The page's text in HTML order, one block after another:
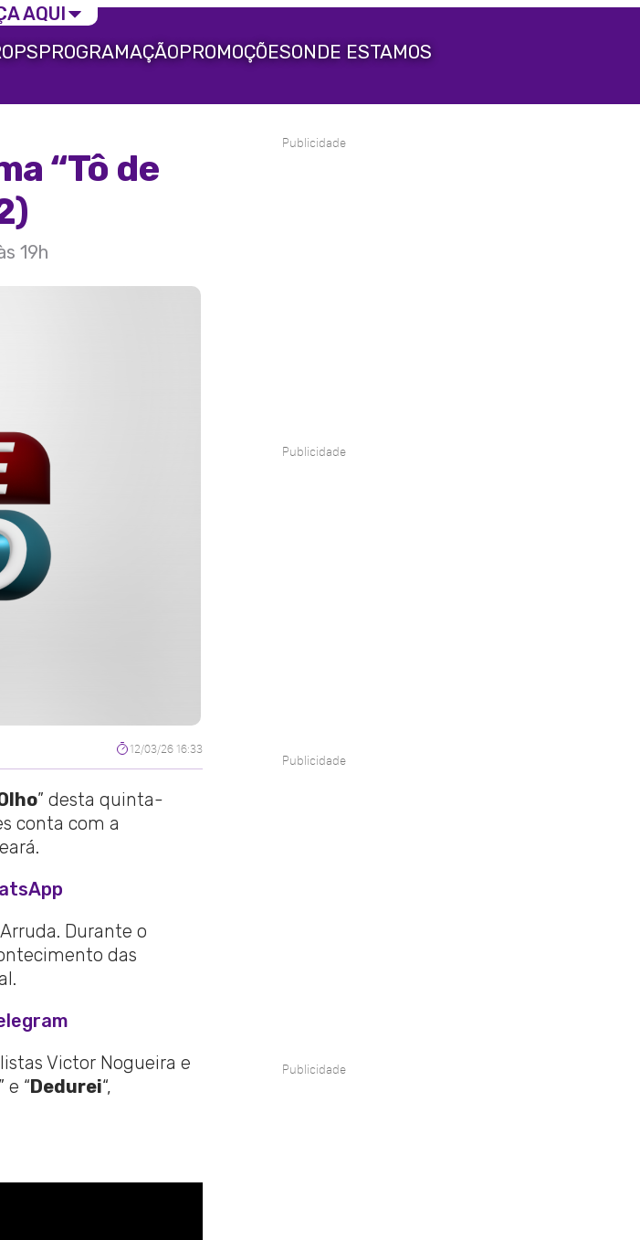
PROGRAMAÇÃOPROMOÇÕESONDE ESTAMOS
“Tô de
19h
12/03/26 16:33
” desta quinta-
conta com a
Durante o
das
Victor Nogueira e
” e “Dedurei“,
Publicidade
Publicidade
Publicidade
Publicidade
AQUI